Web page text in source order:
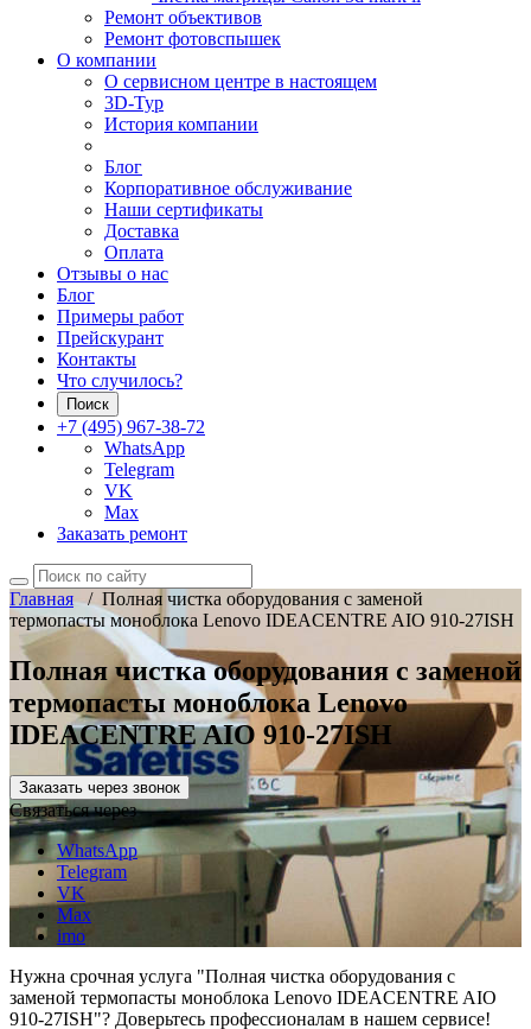
Ремонт объективов
Ремонт фотовспышек
О компании
О сервисном центре в настоящем
3D-Тур
История компании
Блог
Корпоративное обслуживание
Наши сертификаты
Доставка
Оплата
Отзывы о нас
Блог
Примеры работ
Прейскурант
Контакты
Что случилось?
Поиск
+7 (495) 967-38-72
WhatsApp
Telegram
VK
Max
Заказать ремонт
Главная/ Полная чистка оборудования с заменой
термопасты моноблока Lenovo IDEACENTRE AIO 910-27ISH
Полная чистка оборудования с заменой
термопасты моноблока Lenovo
IDEACENTRE AIO 910-27ISH
Заказать через звонок
Связаться через
WhatsApp
Telegram
VK
Max
imo
Нужна срочная услуга "Полная чистка оборудования с
заменой термопасты моноблока Lenovo IDEACENTRE AIO
910-27ISH"? Доверьтесь профессионалам в нашем сервисе!